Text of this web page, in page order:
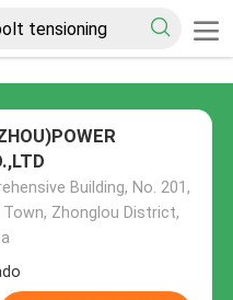
Building, No. 201,
Zhonglou District,